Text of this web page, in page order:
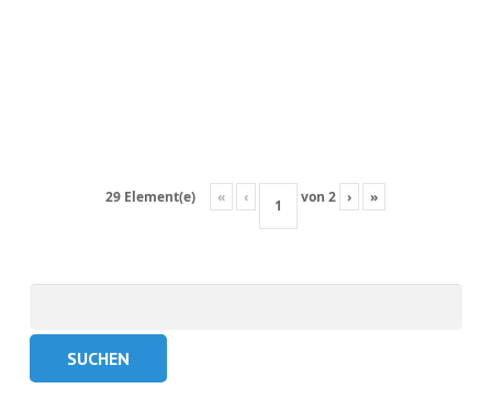
29 Element(e) « ‹ von2 › »